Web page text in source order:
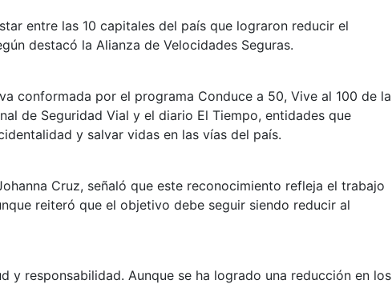
entre las 10 capitales del país que lograron reducir el
destacó la Alianza de Velocidades Seguras.
conformada por el programa Conduce a 50, Vive al 100 de la
de Seguridad Vial y el diario El Tiempo, entidades que
y salvar vidas en las vías del país.
Cruz, señaló que este reconocimiento refleja el trabajo
reiteró que el objetivo debe seguir siendo reducir al
y responsabilidad. Aunque se ha logrado una reducción en los